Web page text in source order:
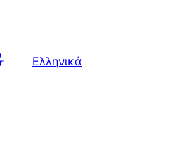
Ελληνικά